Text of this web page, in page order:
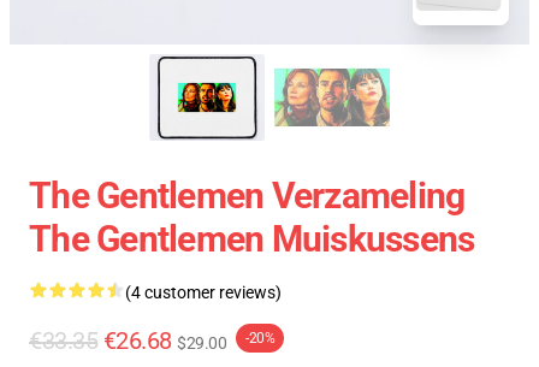
The Gentlemen Verzameling
The Gentlemen Muiskussens
(4 customer reviews)
€33.35 €26.68 $29.00 -20%